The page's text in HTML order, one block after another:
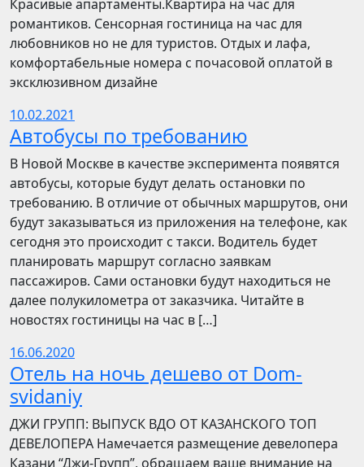
Красивые апартаменты.Квартира на час для
романтиков. Сенсорная гостиница на час для
любовников но не для туристов. Отдых и лафа,
комфортабельные номера с почасовой оплатой в
эксклюзивном дизайне
10.02.2021
Автобусы по требованию
В Новой Москве в качестве эксперимента появятся
автобусы, которые будут делать остановки по
требованию. В отличие от обычных маршрутов, они
будут заказываться из приложения на телефоне, как
сегодня это происходит с такси. Водитель будет
планировать маршрут согласно заявкам
пассажиров. Сами остановки будут находиться не
далее полукилометра от заказчика. Читайте в
новостях гостиницы на час в […]
16.06.2020
Отель на ночь дешево от Dom-
svidaniy
​​ДЖИ ГРУПП: ВЫПУСК ВДО ОТ КАЗАНСКОГО ТОП
ДЕВЕЛОПЕРА Намечается размещение девелопера
Казани “Джи-Групп”, обращаем ваше внимание на